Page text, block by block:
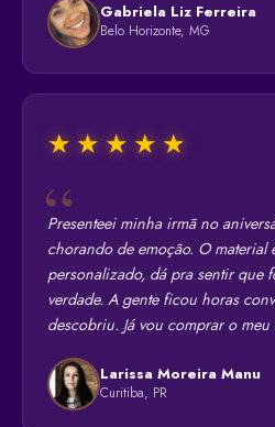
Gabriela Liz Ferreira
Belo Horizonte, MG
★★★★★
Presenteei minha irmã no
chorando de emoção. O material
personalizado, dá pra sentir que
verdade. A gente ficou horas
descobriu. Já vou comprar o meu
Larissa Moreira Manu
Curitiba, PR